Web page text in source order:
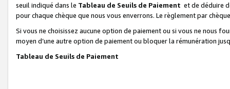
seuil indiqué dans le Tableau de Seuils de Paiement et de déduire
pour chaque chèque que nous vous enverrons. Le règlement par
Si vous ne choisissez aucune option de paiement ou si vous ne nous
moyen d’une autre option de paiement ou bloquer la rémunération
Tableau de Seuils de Paiement